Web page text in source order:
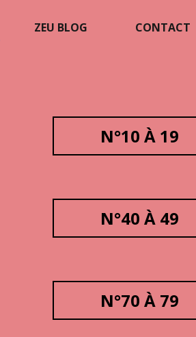
ZEU BLOG CONTACT
N°10 À 19
N°40 À 49
N°70 À 79